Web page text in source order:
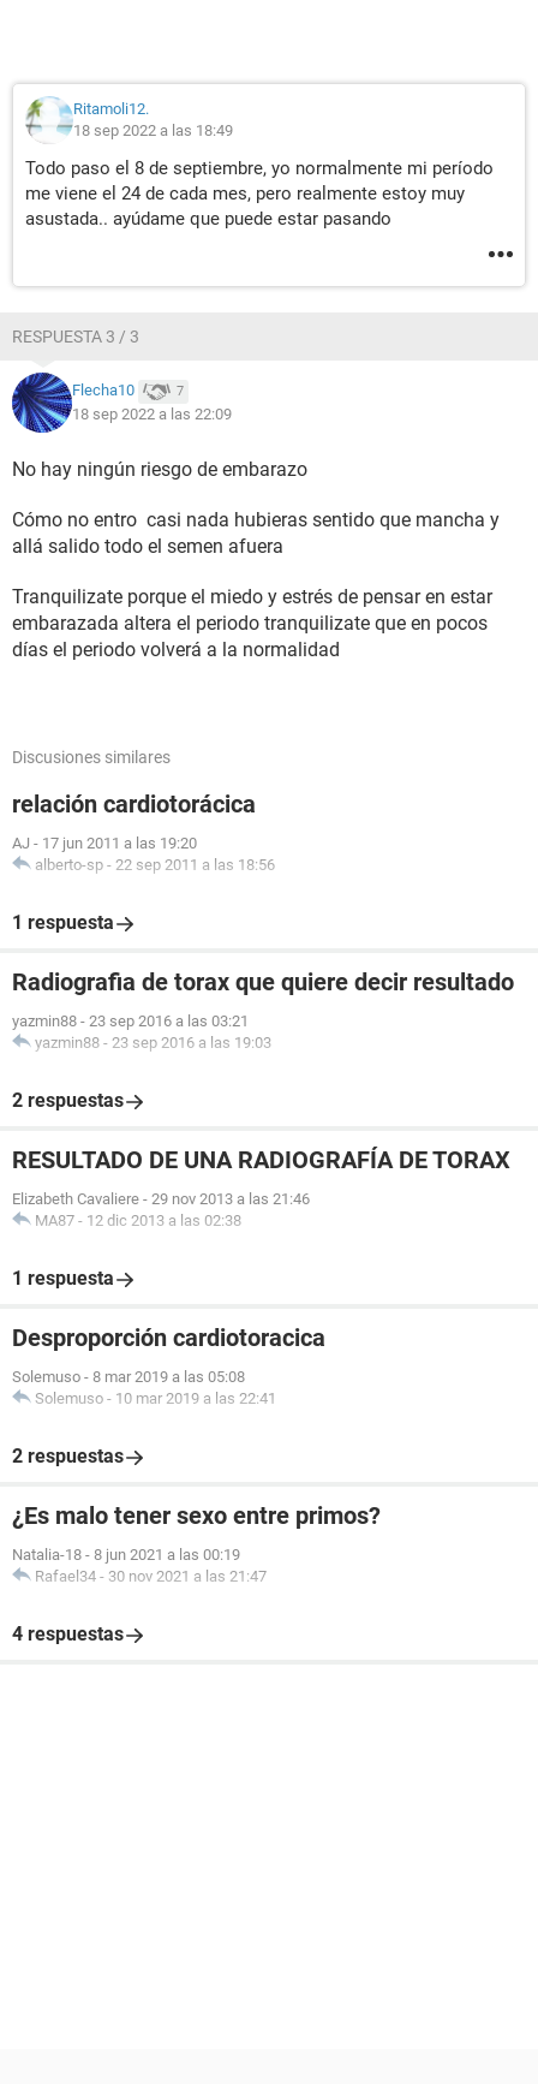
Ritamoli12.
18 sep 2022 a las 18:49
Todo paso el 8 de septiembre, yo normalmente mi período
me viene el 24 de cada mes, pero realmente estoy muy
asustada.. ayúdame que puede estar pasando
RESPUESTA 3 / 3
Flecha10 7
18 sep 2022 a las 22:09
No hay ningún riesgo de embarazo
Cómo no entro casi nada hubieras sentido que mancha y
allá salido todo el semen afuera
Tranquilizate porque el miedo y estrés de pensar en estar
embarazada altera el periodo tranquilizate que en pocos
días el periodo volverá a la normalidad
Discusiones similares
relación cardiotorácica
AJ - 17 jun 2011 a las 19:20
alberto-sp - 22 sep 2011 a las 18:56
1 respuesta
Radiografia de torax que quiere decir resultado
yazmin88 - 23 sep 2016 a las 03:21
yazmin88 - 23 sep 2016 a las 19:03
2 respuestas
RESULTADO DE UNA RADIOGRAFÍA DE TORAX
Elizabeth Cavaliere - 29 nov 2013 a las 21:46
MA87 - 12 dic 2013 a las 02:38
1 respuesta
Desproporción cardiotoracica
Solemuso - 8 mar 2019 a las 05:08
Solemuso - 10 mar 2019 a las 22:41
2 respuestas
¿Es malo tener sexo entre primos?
Natalia-18 - 8 jun 2021 a las 00:19
Rafael34 - 30 nov 2021 a las 21:47
4 respuestas